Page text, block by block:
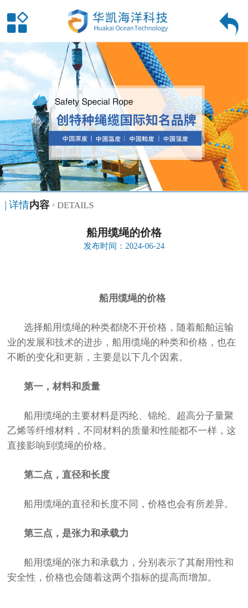
| 详情内容 DETAILS
船用缆绳的价格
发布时间：2024-06-24
船用缆绳的价格
选择船用缆绳的种类都绕不开价格，随着船舶运输
业的发展和技术的进步，船用缆绳的种类和价格，也在
不断的变化和更新，主要是以下几个因素。
第一，材料和质量
船用缆绳的主要材料是丙纶、锦纶、超高分子量聚
乙烯等纤维材料，不同材料的质量和性能都不一样，这
直接影响到缆绳的价格。
第二点，直径和长度
船用缆绳的直径和长度不同，价格也会有所差异。
第三点，是张力和承载力
船用缆绳的张力和承载力，分别表示了其耐用性和
安全性，价格也会随着这两个指标的提高而增加。